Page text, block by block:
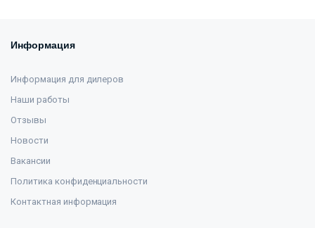
Информация
Информация для дилеров
Наши работы
Отзывы
Новости
Вакансии
Политика конфиденциальности
Контактная информация